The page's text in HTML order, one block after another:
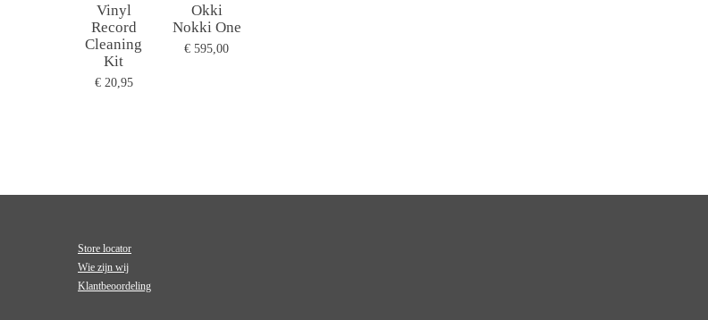
Vinyl
Record
Cleaning
Kit
€ 20,95
Okki
Nokki One
€ 595,00
Store locator
Wie zijn wij
Klantbeoordeling